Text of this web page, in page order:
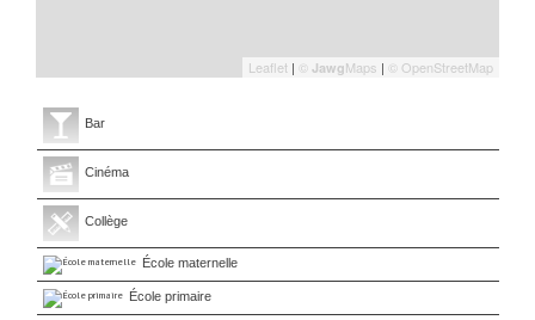
Leaflet | © JawgMaps | © OpenStreetMap
Bar
Cinéma
Collège
École maternelle
École primaire